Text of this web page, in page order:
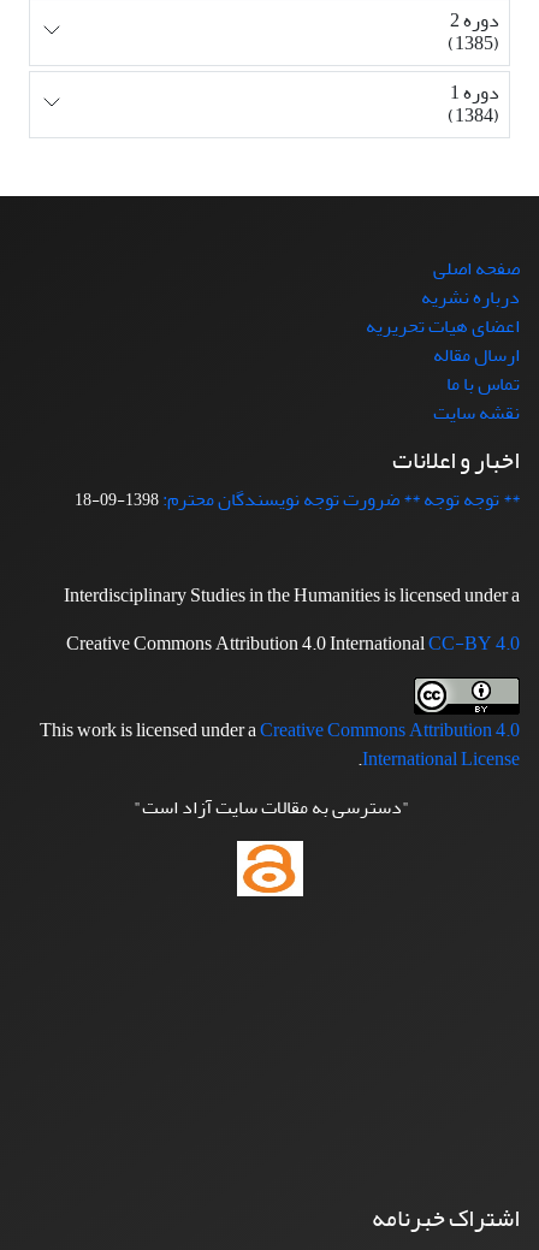
دوره 2
(1385)
دوره 1
(1384)
صفحه اصلی
درباره نشریه
اعضای هیات تحریریه
ارسال مقاله
تماس با ما
نقشه سایت
اخبار و اعلانات
** توجه توجه ** ضرورت توجه نویسندگان محترم:1398-09-18
Interdisciplinary Studies in the Humanities is licensed under a
Creative Commons Attribution 4.0 InternationalCC-BY 4.0
This work is licensed under aCreative Commons Attribution 4.0
International License
.
"دسترسی به مقالات سایت آزاد است"
اشتراک خبرنامه